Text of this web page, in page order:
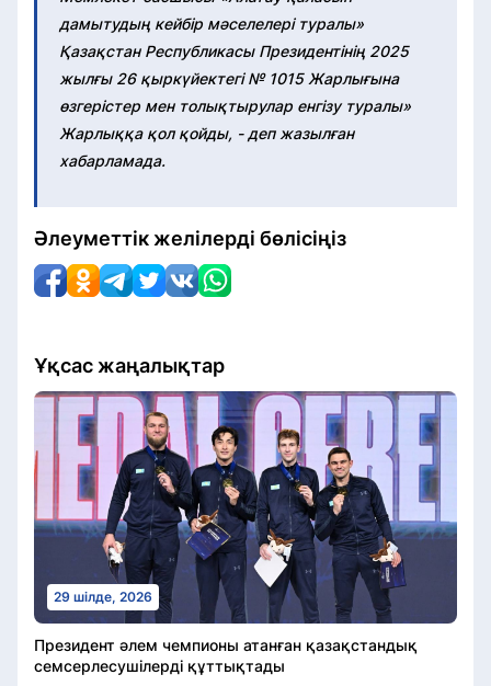
дамытудың кейбір мәселелері туралы»
Қазақстан Республикасы Президентінің 2025
жылғы 26 қыркүйектегі № 1015 Жарлығына
өзгерістер мен толықтырулар енгізу туралы»
Жарлыққа қол қойды, - деп жазылған
хабарламада.
Әлеуметтік желілерді бөлісіңіз
Ұқсас жаңалықтар
29 шілде, 2026
Президент әлем чемпионы атанған қазақстандық
семсерлесушілерді құттықтады